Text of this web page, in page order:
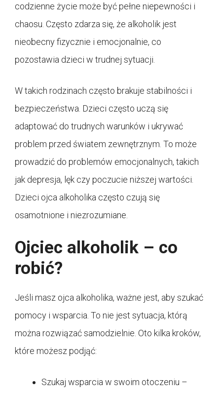
codzienne życie może być pełne niepewności i
chaosu. Często zdarza się, że alkoholik jest
nieobecny fizycznie i emocjonalnie, co
pozostawia dzieci w trudnej sytuacji.
W takich rodzinach często brakuje stabilności i
bezpieczeństwa. Dzieci często uczą się
adaptować do trudnych warunków i ukrywać
problem przed światem zewnętrznym. To może
prowadzić do problemów emocjonalnych, takich
jak depresja, lęk czy poczucie niższej wartości.
Dzieci ojca alkoholika często czują się
osamotnione i niezrozumiane.
Ojciec alkoholik – co
robić?
Jeśli masz ojca alkoholika, ważne jest, aby szukać
pomocy i wsparcia. To nie jest sytuacja, którą
można rozwiązać samodzielnie. Oto kilka kroków,
które możesz podjąć:
Szukaj wsparcia w swoim otoczeniu –